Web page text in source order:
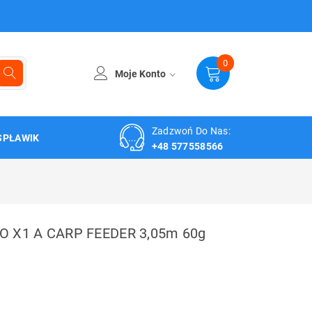
0
Moje Konto
Zadzwoń Do Nas:
+48 577558566
X1 A CARP FEEDER 3,05m 60g